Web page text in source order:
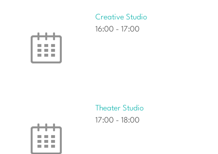
Creative Studio
16:00 - 17:00
Theater Studio
17:00 - 18:00